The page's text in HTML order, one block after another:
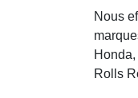
Nous
Rolls